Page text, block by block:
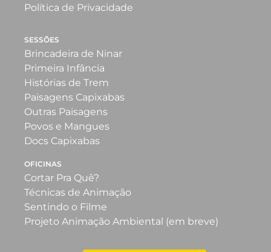
Política de Privacidade
SESSÕES
Brincadeira de Ninar
Primeira Infância
Histórias de Trem
Paisagens Capixabas
Outras Paisagens
Povos e Mangues
Docs Capixabas
OFICINAS
Cortar Pra Quê?
Técnicas de Animação
Sentindo o Filme
Projeto Animação Ambiental (em breve)